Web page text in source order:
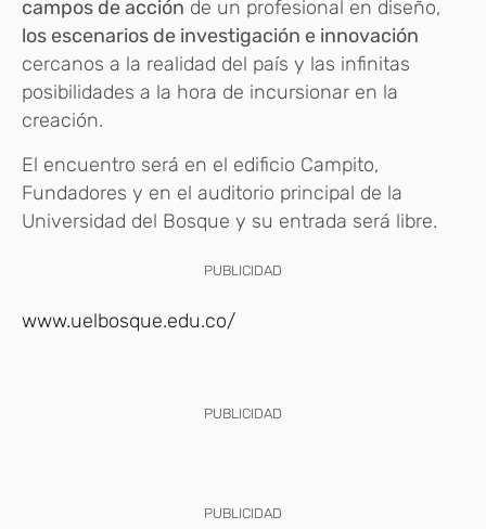
campos de acción de un profesional en diseño,
los escenarios de investigación e innovación
cercanos a la realidad del país y las infinitas
posibilidades a la hora de incursionar en la
creación.
El encuentro será en el edificio Campito,
Fundadores y en el auditorio principal de la
Universidad del Bosque y su entrada será libre.
PUBLICIDAD
www.uelbosque.edu.co/
PUBLICIDAD
PUBLICIDAD